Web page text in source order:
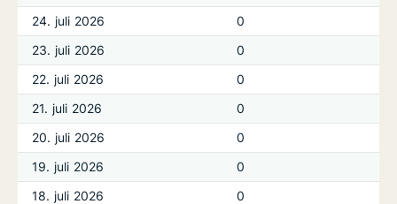
24. juli 2026
0
23. juli 2026
0
22. juli 2026
0
21. juli 2026
0
20. juli 2026
0
19. juli 2026
0
18. juli 2026
0